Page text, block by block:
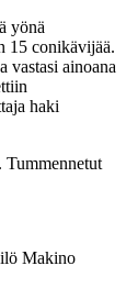
yönä
15 conikävijää.
ainoana
haki
Tummennetut
Makino